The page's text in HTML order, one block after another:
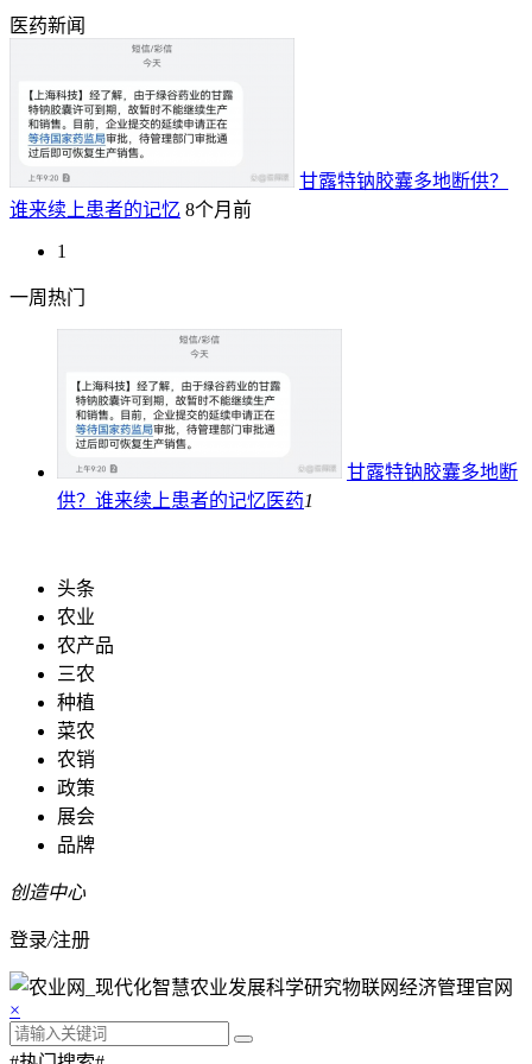
医药新闻
甘露特钠胶囊多地断供？
谁来续上患者的记忆 8个月前
1
一周热门
甘露特钠胶囊多地断
供？谁来续上患者的记忆医药1
头条
农业
农产品
三农
种植
菜农
农销
政策
展会
品牌
创造中心
登录/注册
×